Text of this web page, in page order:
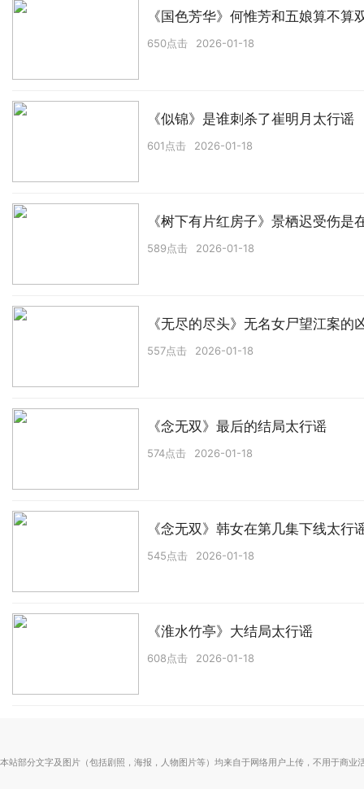
《国色芳华》何惟芳和五娘算不算
650点击 2026-01-18
《似锦》是谁刺杀了崔明月太行谣
601点击 2026-01-18
《树下有片红房子》景栖迟受伤是
589点击 2026-01-18
《无尽的尽头》无名女尸望江案的
557点击 2026-01-18
《念无双》最后的结局太行谣
574点击 2026-01-18
《念无双》韩女在第几集下线太行
545点击 2026-01-18
《淮水竹亭》大结局太行谣
608点击 2026-01-18
本站部分文字及图片（包括剧照，海报，人物图片等）均来自于网络用户上传，不用于商